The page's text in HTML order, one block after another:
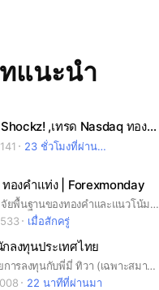
แนะนำ
เทรดท่า Shockz! ,เทรด Nasdaq ทองคำ BTC น้ำมัน
23 ชั่วโมงที่ผ่านมา
องคำแท่ง | Forexmonday
ความรู้ปัจจัยพื้นฐานของทองคำและแนวโน้ม สำหรับห้องทองคำ และ ทองคำแท่ง โดยตรง ซึ่งไม่มีการชี้ชวนในการลงทุนใด ๆ ทั้งสิ้น#forex #Forexmonday #ทองคำ
เมื่อสักครู่
ลงทุนประเทศไทย
กลุ่มพูดคุยการลงทุนกับพี่มี่ ทิวา (เฉพาะสมาชิกสมาคมเท่านั้น) หากต้องการเข้าร่วม กรุณาสมัครสมาชิกได้ที่ ID Line : @investorsthai หลังสมัครแล้ว ต้องแจ้ง ชื่อ-นามสกุล และ เลขสมาชิก เพื่อขอเข้ากลุ่ม
22 นาทีที่ผ่านมา